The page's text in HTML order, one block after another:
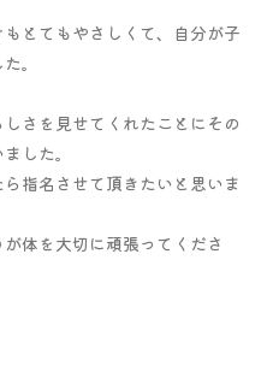
とてもやさしくて、
自分が子
。
さを見せてくれたことにその
した。
指名させて頂きたいと思いま
体を大切に頑張ってくださ